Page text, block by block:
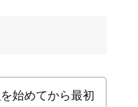
始めてから最初